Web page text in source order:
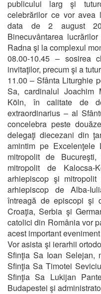
publicului larg şi
celebrărilor ce vor avea
data de 2 august
Binecuvântarea
Radna şi la complexul
08.00-10.45 – sosirea
invitaţilor, precum şi a
11.00 – Sfânta Liturghie
Sa, cardinalul Joachim
Köln, în calitate de
extraordinarius – al
concelebra peste
delegaţi diecezani din
amintim pe
mitropolit de
mitropolit de Kalocsa-
arhiepiscop şi
arhiepiscop de Alba-
întreagă de episcopi şi
Croaţia, Serbia şi
catolici din România vor
acest important
Vor asista şi ierarhii
Sfinţia Sa Ioan Selejan,
Sfinţia Sa Timotei
Sfinţia Sa Lukijan
Budapestei şi